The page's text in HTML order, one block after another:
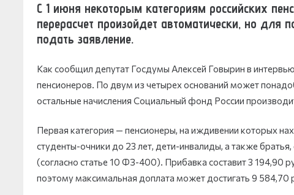
С 1 июня некоторым категориям российских
перерасчет произойдет автоматически, но для
подать заявление.
Как сообщил депутат Госдумы Алексей Говырин в
пенсионеров. По двум из четырех оснований может
остальные начисления Социальный фонд России
Первая категория — пенсионеры, на иждивении которых
студенты-очники до 23 лет, дети-инвалиды, а также
(согласно статье 10 ФЗ-400). Прибавка составит 3 194,90
поэтому максимальная доплата может достигать 9 584,70